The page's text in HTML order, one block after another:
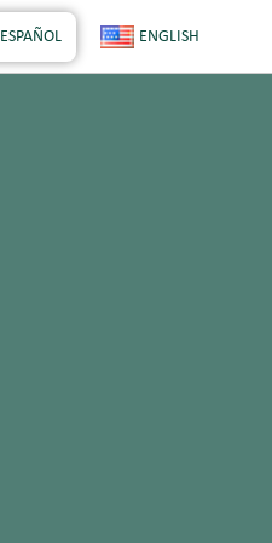
ESPAÑOL ENGLISH